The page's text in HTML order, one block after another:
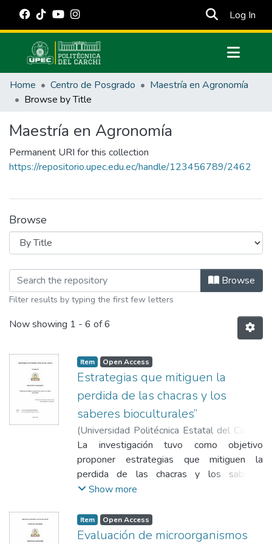
Log In
Communities & Collections
All of DSpace
Estadísticas Externas
Home Centro de Posgrado
Maestría en Agronomía
Browse by Title
Maestría en Agronomía
Permanent URI for this collection
https://repositorio.upec.edu.ec/handle/123456789/2462
Browse
Browsing Maestría en Agronomía
Browse
Filter results by typing the first few letters
Now showing 1 - 6 of 6
Item Open Access
Estrategias que mitiguen la
perdida de las chacras y los
saberes bioculturales”
(Universidad Politécnica Estatal del Carchi-
Biblioteca General "Luciano Coral" ,2025-
04)Ortega Belalcázar, Verónica Andrea;
Aranguren Carrera, Jesús Ramón
La investigación tuvo como objetivo
proponer estrategias que mitiguen la
perdida de las chacras y los saberes
bioculturales en su manejo en la parroquia
Carchi. Fue enfoque mixto, de tipo
documental, descriptiva y de campo. Se
Show more
Item Open Access
Evaluación de microorganismos